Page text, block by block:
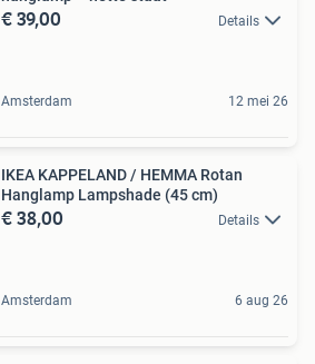
€ 39,00 Details
Amsterdam 12 mei 26
IKEA KAPPELAND / HEMMA Rotan
Hanglamp Lampshade (45 cm)
€ 38,00 Details
Amsterdam 6 aug 26